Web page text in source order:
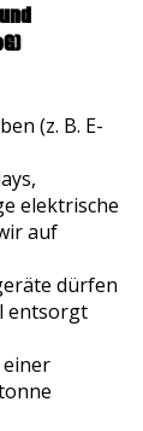
(z. B. E-
elektrische
auf
dürfen
entsorgt
einer